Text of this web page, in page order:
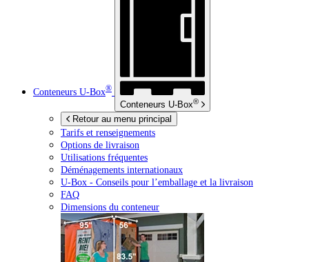
Conteneurs U-Box®
Conteneurs U-Box®
Retour au menu principal
Tarifs et renseignements
Options de livraison
Utilisations fréquentes
Déménagements internationaux
U-Box - Conseils pour l’emballage et la livraison
FAQ
Dimensions du conteneur